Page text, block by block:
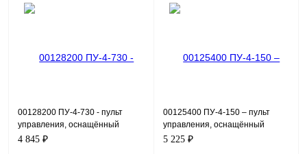
00128200 ПУ-4-730 - пульт
управления, оснащённый
индикацией в виде красной и
4 845 ₽
00125400 ПУ-4-150 – пульт
управления, оснащённый
индикацией в виде зелёной
5 225 ₽